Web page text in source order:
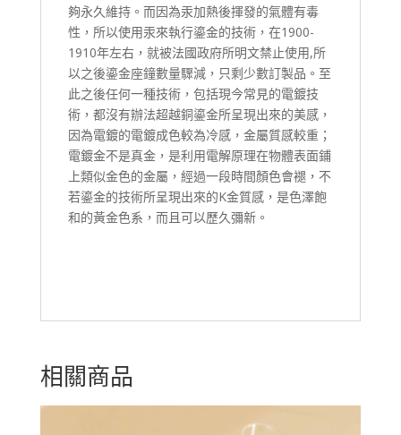
夠永久維持。而因為汞加熱後揮發的氣體有毒
性，所以使用汞來執行鎏金的技術，在1900-
1910年左右，就被法國政府所明文禁止使用,所
以之後鎏金座鐘數量驟減，只剩少數訂製品。至
此之後任何一種技術，包括現今常見的電鍍技
術，都沒有辦法超越銅鎏金所呈現出來的美感，
因為電鍍的電鍍成色較為冷感，金屬質感較重；
電鍍金不是真金，是利用電解原理在物體表面鋪
上類似金色的金屬，經過一段時間顏色會褪，不
若鎏金的技術所呈現出來的K金質感，是色澤飽
和的黃金色系，而且可以歷久彌新。
相關商品